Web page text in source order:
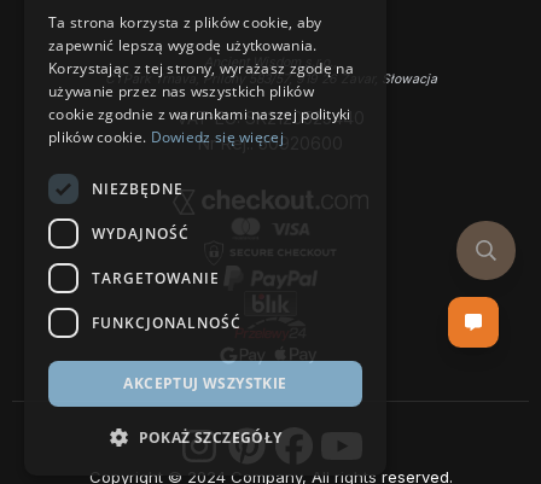
Ancient Wisdom s.r.o.,
CTPark Trnava, Prílohy 583/57, 919 26 Zavar, Słowacja
VAT-EU: SK2120525440
Nr Rej.: 50920600
Copyright © 2024 Company, All rights reserved.
Ta strona korzysta z plików cookie, aby
zapewnić lepszą wygodę użytkowania.
Korzystając z tej strony, wyrażasz zgodę na
używanie przez nas wszystkich plików
cookie zgodnie z warunkami naszej polityki
plików cookie. Dowiedz się więcej
NIEZBĘDNE
WYDAJNOŚĆ
TARGETOWANIE
FUNKCJONALNOŚĆ
AKCEPTUJ WSZYSTKIE
POKAŻ SZCZEGÓŁY